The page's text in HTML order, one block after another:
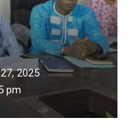
2025
pm